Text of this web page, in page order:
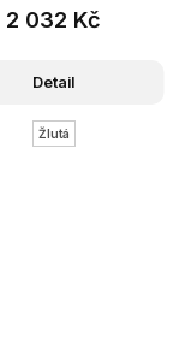
2 032 Kč
Detail
Žlutá